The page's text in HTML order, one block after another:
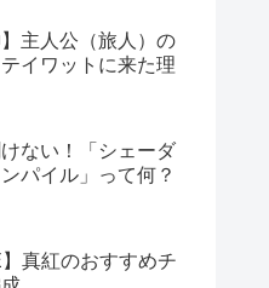
】主人公（旅人）の
イワットに来た理
ない！「シェーダ
パイル」って何？
】真紅のおすすめチ